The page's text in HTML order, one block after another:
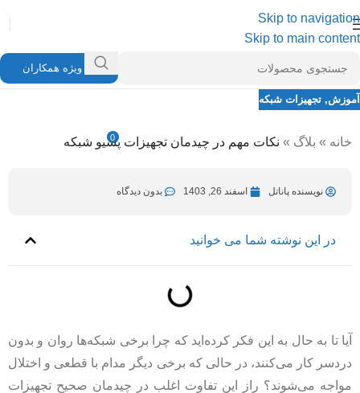
Skip to navigation
Skip to main content
ویژه همکاران
آموزش, تجهیزات شبکه
نویسنده پاناتلآذر 12, 1404 در اسفند 26, 1403
0 خانه » بلاگ » نکات مهم در چیدمان تجهیزات پسیو شبکه
نویسنده پاناتل اسفند 26, 1403 بدون دیدگاه
در این نوشته شما می خوانید
آیا تا به حال به این فکر کرده‌اید که چرا برخی شبکه‌ها روان و بدون
دردسر کار می‌کنند، در حالی که برخی دیگر مدام با قطعی و اختلال
مواجه می‌شوند؟ راز این تفاوت اغلب در چیدمان صحیح تجهیزات